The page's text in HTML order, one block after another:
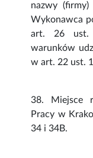
nazwy
Wykonawca
art. 26 ust.
warunków
w art. 22 ust.
38. Miejsce
Pracy w
34 i 34B.